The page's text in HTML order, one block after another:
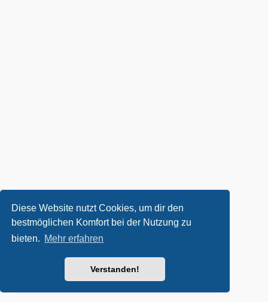
Diese Website nutzt Cookies, um dir den
bestmöglichen Komfort bei der Nutzung zu
bieten. Mehr erfahren
Verstanden!